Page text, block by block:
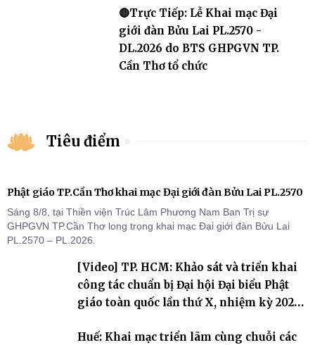
🔴Trực Tiếp: Lễ Khai mạc Đại
giới đàn Bửu Lai PL.2570 -
DL.2026 do BTS GHPGVN TP.
Cần Thơ tổ chức
Tiêu điểm
Phật giáo TP.Cần Thơ khai mạc Đại giới đàn Bửu Lai PL.2570
Sáng 8/8, tại Thiền viện Trúc Lâm Phương Nam Ban Trị sự
GHPGVN TP.Cần Thơ long trọng khai mạc Đại giới đàn Bửu Lai
PL.2570 – PL.2026.
[Video] TP. HCM: Khảo sát và triển khai
công tác chuẩn bị Đại hội Đại biểu Phật
giáo toàn quốc lần thứ X, nhiệm kỳ 2026-
Huế: Khai mạc triển lãm cùng chuỗi các